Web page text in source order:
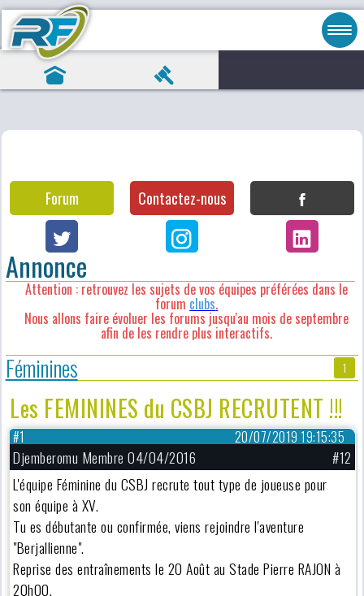
Forum Contactez-nous
Annonce
Attention : retrouvez les sujets de vos équipes préférées dans le
forum clubs.
Nous allons faire évoluer les forums jusqu'au mois de septembre
afin de les rendre plus interactifs.
Féminines 1
Les FEMININES du CSBJ RECRUTENT !!!
20/07/2019 19:15:35
#1
Djemberomu Membre 04/04/2016
#12
L'équipe Féminine du CSBJ recrute tout type de joueuse pour
son équipe à XV.
Tu es débutante ou confirmée, viens rejoindre l'aventure
"Berjallienne".
Reprise des entraînements le 20 Août au Stade Pierre RAJON à
20h00.